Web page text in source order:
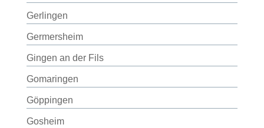
Gerlingen
Germersheim
Gingen an der Fils
Gomaringen
Göppingen
Gosheim